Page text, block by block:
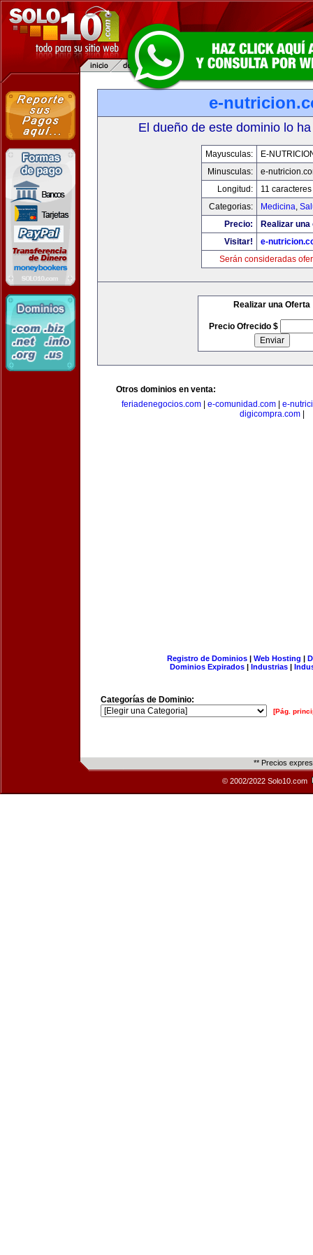
e-
El dueño de este dominio lo
Mayusculas:
E-
Minusculas:
e-
Longitud:
11 caracteres
Categorias:
Medicina,
Precio:
Realizar
Visitar!
e-
Serán consideradas
Realizar una Oferta
Precio Ofrecido $
Otros dominios en venta:
feriadenegocios.com| e-comunidad.com| e-
digicompra.com|
Registro de Dominios| Web Hosting |
Dominios Expirados | Industrias |
Categorías de Dominio:
[Pág.
** Precios
© 2002/2022 Solo10.com